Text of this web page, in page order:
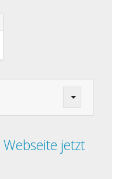
Webseite jetzt